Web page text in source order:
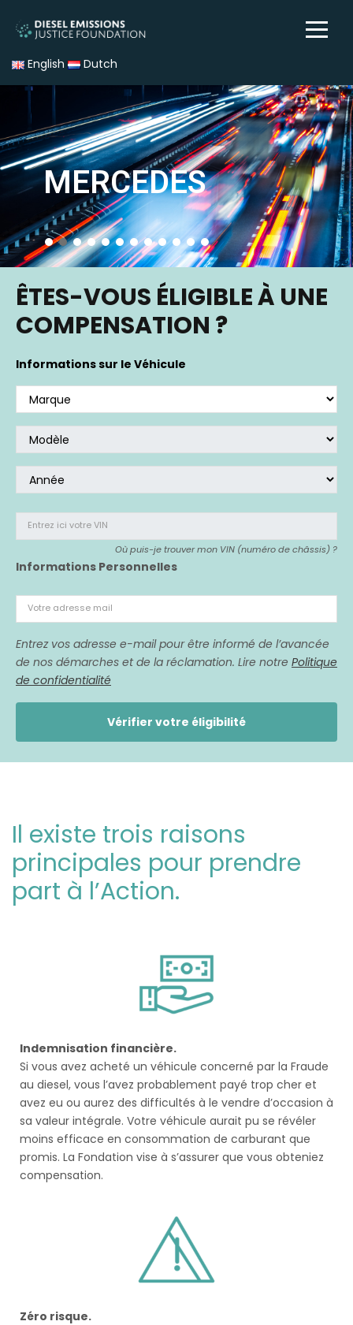
English Dutch
MERCEDES
ÊTES-VOUS ÉLIGIBLE À UNE
COMPENSATION ?
Informations sur le Véhicule
Entrez ici votre VIN
Où puis-je trouver mon VIN (numéro de châssis) ?
Informations Personnelles
Votre adresse mail
Entrez vos adresse e-mail pour être informé de l’avancée
de nos démarches et de la réclamation. Lire notre Politique
de confidentialité
Vérifier votre éligibilité
Si vous avez acheté un véhicule affecté,
Il existe trois raisons
principales pour prendre
part à l’Action.
Indemnisation financière.
Si vous avez acheté un véhicule concerné par la Fraude
au diesel, vous l’avez probablement payé trop cher et
avez eu ou aurez des difficultés à le vendre d’occasion à
sa valeur intégrale. Votre véhicule aurait pu se révéler
moins efficace en consommation de carburant que
promis. La Fondation vise à s’assurer que vous obteniez
compensation.
Zéro risque.